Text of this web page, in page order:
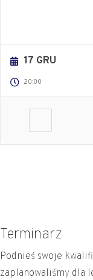
17 GRU
20:00
Terminarz
Podnieś swoje
zaplanowaliśmy dla